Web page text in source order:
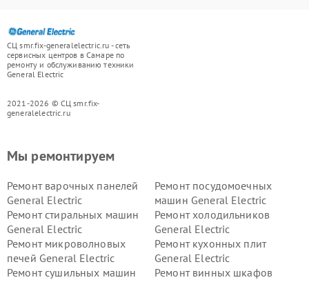
СЦ smr.fix-generalelectric.ru - сеть
сервисных центров в Самаре по
ремонту и обслуживанию техники
General Electric
2021-2026 © СЦ smr.fix-
generalelectric.ru
Мы ремонтируем
Ремонт варочных панелей
General Electric
Ремонт посудомоечных
машин General Electric
Ремонт стиральных машин
General Electric
Ремонт холодильников
General Electric
Ремонт микроволновых
печей General Electric
Ремонт кухонных плит
General Electric
Ремонт сушильных машин
Ремонт винных шкафов